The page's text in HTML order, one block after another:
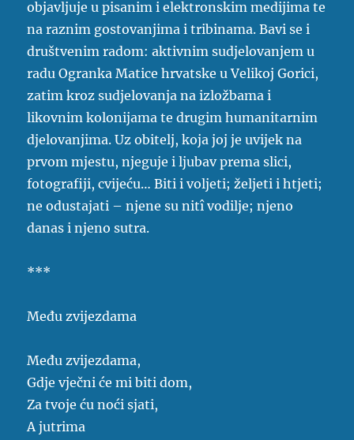
objavljuje u pisanim i elektronskim medijima te
na raznim gostovanjima i tribinama. Bavi se i
društvenim radom: aktivnim sudjelovanjem u
radu Ogranka Matice hrvatske u Velikoj Gorici,
zatim kroz sudjelovanja na izložbama i
likovnim kolonijama te drugim humanitarnim
djelovanjima. Uz obitelj, koja joj je uvijek na
prvom mjestu, njeguje i ljubav prema slici,
fotografiji, cvijeću… Biti i voljeti; željeti i htjeti;
ne odustajati – njene su nitî vodilje; njeno
danas i njeno sutra.
***
Među zvijezdama
Među zvijezdama,
Gdje vječni će mi biti dom,
Za tvoje ću noći sjati,
A jutrima